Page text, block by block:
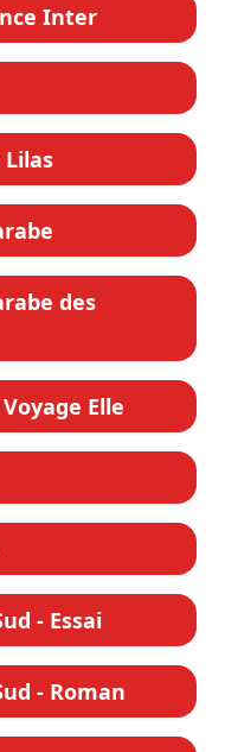
Inter
Lilas
des
Elle
- Essai
- Roman